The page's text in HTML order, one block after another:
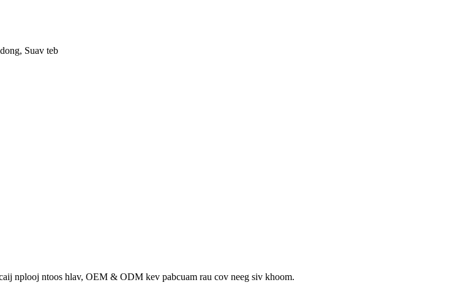
Suav teb
nplooj ntoos hlav, OEM & ODM kev pabcuam rau cov neeg siv khoom.